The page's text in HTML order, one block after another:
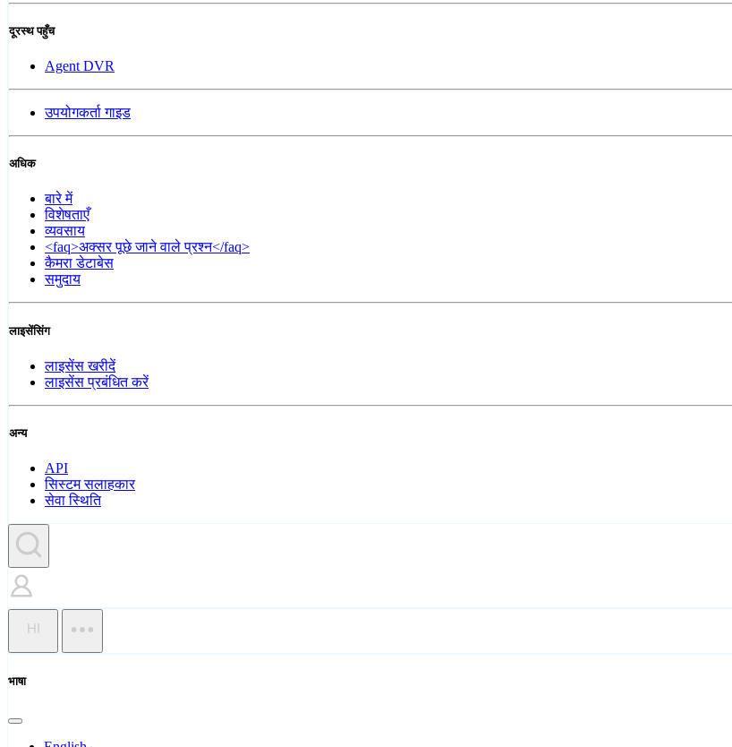
दूरस्थ पहुँच
Agent DVR
उपयोगकर्ता गाइड
अधिक
बारे में
विशेषताएँ
व्यवसाय
<faq>अक्सर पूछे जाने वाले प्रश्न</faq>
कैमरा डेटाबेस
समुदाय
लाइसेंसिंग
लाइसेंस खरीदें
लाइसेंस प्रबंधित करें
अन्य
API
सिस्टम सलाहकार
सेवा स्थिति
HI
भाषा